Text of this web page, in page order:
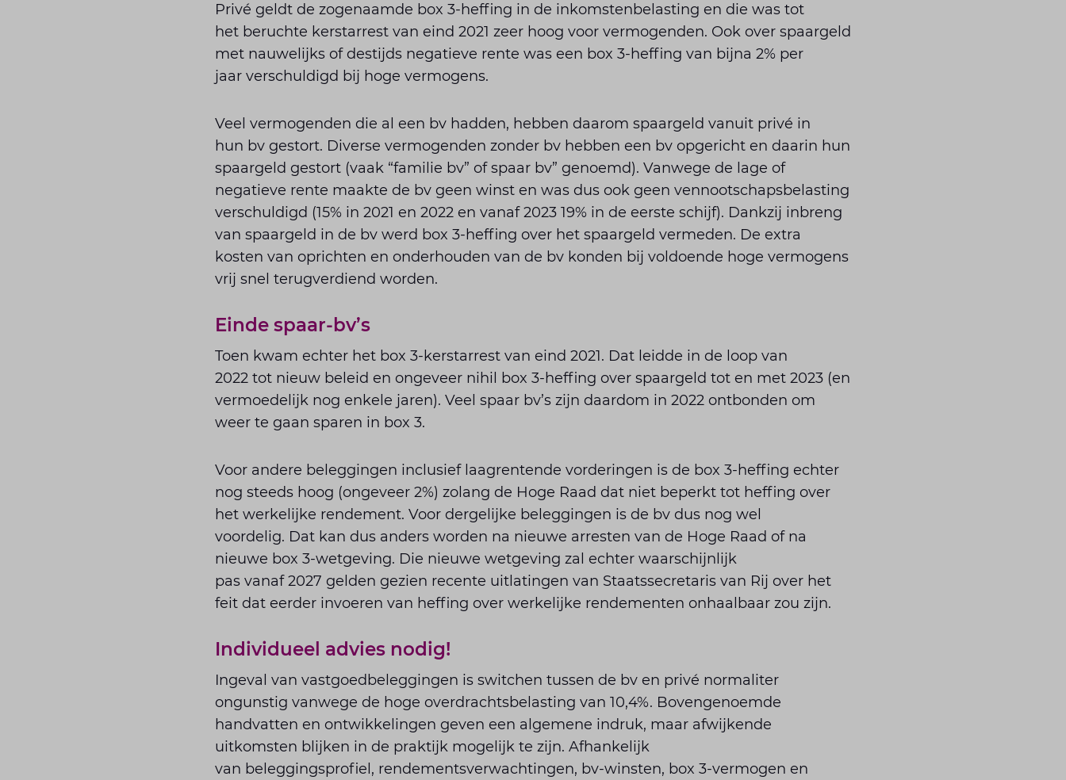
Privé geldt de zogenaamde box 3-heffing in de inkomstenbelasting en die was tot
het beruchte kerstarrest van eind 2021 zeer hoog voor vermogenden. Ook over spaargeld
met nauwelijks of destijds negatieve rente was een box 3-heffing van bijna 2% per
jaar verschuldigd bij hoge vermogens.
Veel vermogenden die al een bv hadden, hebben daarom spaargeld vanuit privé in
hun bv gestort. Diverse vermogenden zonder bv hebben een bv opgericht en daarin hun
spaargeld gestort (vaak “familie bv” of spaar bv” genoemd). Vanwege de lage of
negatieve rente maakte de bv geen winst en was dus ook geen vennootschapsbelasting
verschuldigd (15% in 2021 en 2022 en vanaf 2023 19% in de eerste schijf). Dankzij inbreng
van spaargeld in de bv werd box 3-heffing over het spaargeld vermeden. De extra
kosten van oprichten en onderhouden van de bv konden bij voldoende hoge vermogens
vrij snel terugverdiend worden.
Einde spaar-bv’s
Toen kwam echter het box 3-kerstarrest van eind 2021. Dat leidde in de loop van
2022 tot nieuw beleid en ongeveer nihil box 3-heffing over spaargeld tot en met 2023 (en
vermoedelijk nog enkele jaren). Veel spaar bv’s zijn daardom in 2022 ontbonden om
weer te gaan sparen in box 3.
Voor andere beleggingen inclusief laagrentende vorderingen is de box 3-heffing echter
nog steeds hoog (ongeveer 2%) zolang de Hoge Raad dat niet beperkt tot heffing over
het werkelijke rendement. Voor dergelijke beleggingen is de bv dus nog wel
voordelig. Dat kan dus anders worden na nieuwe arresten van de Hoge Raad of na
nieuwe box 3-wetgeving. Die nieuwe wetgeving zal echter waarschijnlijk
pas vanaf 2027 gelden gezien recente uitlatingen van Staatssecretaris van Rij over het
feit dat eerder invoeren van heffing over werkelijke rendementen onhaalbaar zou zijn.
Individueel advies nodig!
Ingeval van vastgoedbeleggingen is switchen tussen de bv en privé normaliter
ongunstig vanwege de hoge overdrachtsbelasting van 10,4%. Bovengenoemde
handvatten en ontwikkelingen geven een algemene indruk, maar afwijkende
uitkomsten blijken in de praktijk mogelijk te zijn. Afhankelijk
van beleggingsprofiel, rendementsverwachtingen, bv-winsten, box 3-vermogen en